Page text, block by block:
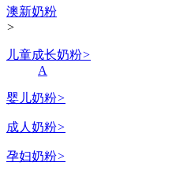
澳新奶粉
>
儿童成长奶粉>
A
婴儿奶粉>
成人奶粉>
孕妇奶粉>